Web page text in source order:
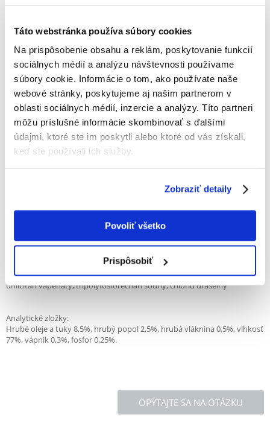
Táto webstránka používa súbory cookies
Na prispôsobenie obsahu a reklám, poskytovanie funkcií
sociálnych médií a analýzu návštevnosti používame
súbory cookie. Informácie o tom, ako používate naše
webové stránky, poskytujeme aj našim partnerom v
oblasti sociálnych médií, inzercie a analýzy. Títo partneri
môžu príslušné informácie skombinovať s ďalšími
údajmi, ktoré ste im poskytli alebo ktoré od vás získali,
keď ste používali ich služby.
Zobraziť detaily
Povoliť všetko
Prispôsobiť
€6.89 (8.61 € / kg)
ODOSIELAME DO 48HODÍN
Fotky našich zákazníkov Pozri ďalšie fotografie
Popis
Vlhké krmivo pre dospelé psy všetkých plemien. Husa a jej suroviny sú
bohatým zdrojom železa a selénu - minerálov, ktoré zohrávajú dôležitú
úlohu pri udržiavaní normálnych krvných funkcií a stimulujú
mastných kyselín n-6. Prídavok jabĺk zlepšuje chutnosť a vďaka zložkám,
Husa 60% (srdcia, pečeň, husacie mäso, jatočné telo), jablko 7%,
uhličitan vápenatý, tripolyfosforečnan sodný, chlorid draselný
Analytické zložky:
Hrubé oleje a tuky 8,5%, hrubý popol 2,5%, hrubá vláknina 0,5%, vlhkosť
77%, vápnik 0,3%, fosfor 0,25%.
OPÝTAJTE SA NA OTÁZKU